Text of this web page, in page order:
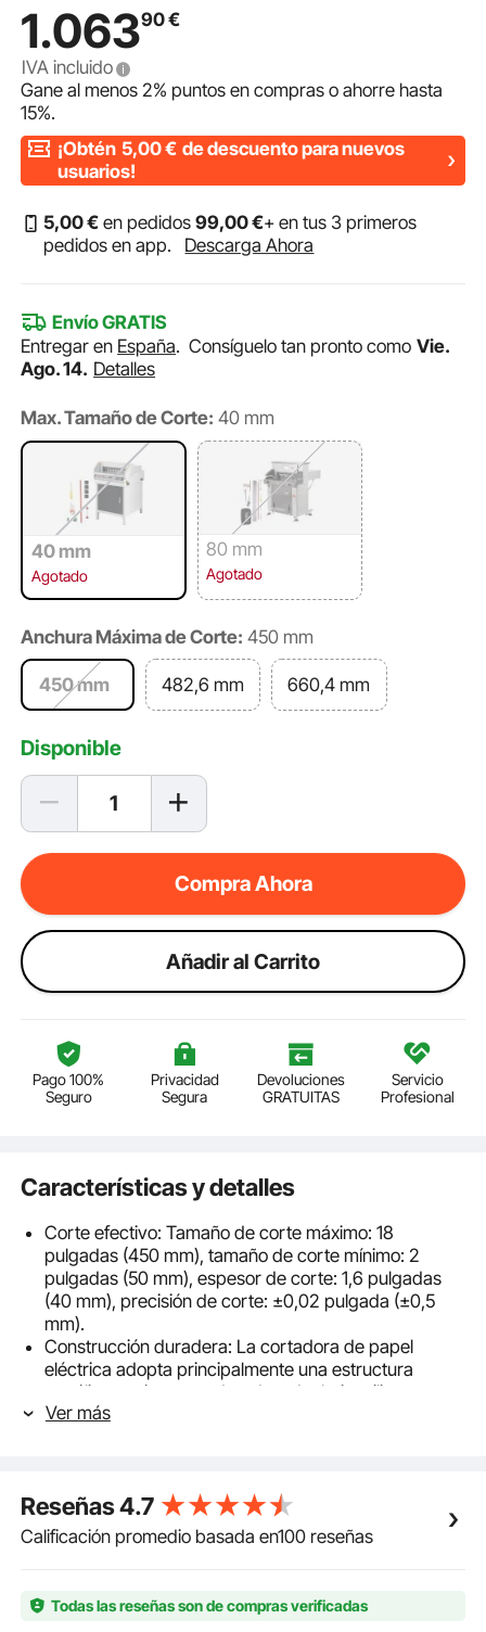
1.06390€
IVA incluido
Gane al menos2% puntos en compras o ahorre hasta
15%.
¡Obtén 5,00€ de descuento para nuevos
usuarios!
5,00€ en pedidos99,00€+ en tus 3 primeros
pedidos en app.
Descarga Ahora
Envío GRATIS
Entregar en España.Consíguelo tan pronto como Vie.
Ago. 14. Detalles
Max. Tamaño de Corte: 40 mm
40 mm
Agotado
80 mm
Agotado
Anchura Máxima de Corte: 450 mm
450 mm 482,6 mm 660,4 mm
Disponible
Compra Ahora
Añadir al Carrito
Pago 100%
Seguro
Privacidad
Segura
Devoluciones
GRATUITAS
Servicio
Profesional
Características y detalles
Corte efectivo: Tamaño de corte máximo: 18
pulgadas (450 mm), tamaño de corte mínimo: 2
pulgadas (50 mm), espesor de corte: 1,6 pulgadas
(40 mm), precisión de corte: ±0,02 pulgada (±0,5
mm).
Construcción duradera: La cortadora de papel
eléctrica adopta principalmente una estructura
metálica, resistente y duradera. La hoja utiliza un
cuchillo de acero afilado y grueso con velocidad de
integrado diseña teclas cómodas para una operación
fácil y conveniente.
Posicionamiento de la luz infrarroja: Deflectores de luz
de la guillotina del cortador de papel. El
posicionamiento de la luz infrarroja hace que el corte
Ver más
Reseñas4.7
Calificación promedio basada en100 reseñas
Todas las reseñas son de compras verificadas